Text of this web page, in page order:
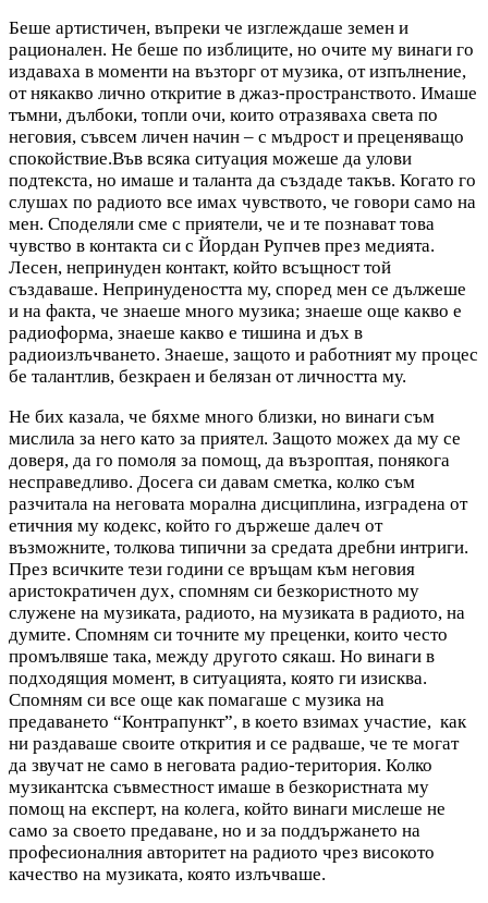
Беше артистичен, въпреки че изглеждаше земен и
рационален. Не беше по изблиците, но очите му винаги го
издаваха в моменти на възторг от музика, от изпълнение,
от някакво лично откритие в джаз-пространството. Имаше
тъмни, дълбоки, топли очи, които отразяваха света по
неговия, съвсем личен начин – с мъдрост и преценяващо
спокойствие.Във всяка ситуация можеше да улови
подтекста, но имаше и таланта да създаде такъв. Когато го
слушах по радиото все имах чувството, че говори само на
мен. Споделяли сме с приятели, че и те познават това
чувство в контакта си с Йордан Рупчев през медията.
Лесен, непринуден контакт, който всъщност той
създаваше. Непринудеността му, според мен се дължеше
и на факта, че знаеше много музика; знаеше още какво е
радиоформа, знаеше какво е тишина и дъх в
радиоизлъчването. Знаеше, защото и работният му процес
бе талантлив, безкраен и белязан от личността му.
Не бих казала, че бяхме много близки, но винаги съм
мислила за него като за приятел. Защото можех да му се
доверя, да го помоля за помощ, да възроптая, понякога
несправедливо. Досега си давам сметка, колко съм
разчитала на неговата морална дисциплина, изградена от
етичния му кодекс, който го държеше далеч от
възможните, толкова типични за средата дребни интриги.
През всичките тези години се връщам към неговия
аристократичен дух, спомням си безкористното му
служене на музиката, радиото, на музиката в радиото, на
думите. Спомням си точните му преценки, които често
промълвяше така, между другото сякаш. Но винаги в
подходящия момент, в ситуацията, която ги изисква.
Спомням си все още как помагаше с музика на
предаването “Контрапункт”, в което взимах участие, как
ни раздаваше своите открития и се радваше, че те могат
да звучат не само в неговата радио-територия. Колко
музикантска съвместност имаше в безкористната му
помощ на експерт, на колега, който винаги мислеше не
само за своето предаване, но и за поддържането на
професионалния авторитет на радиото чрез високото
качество на музиката, която излъчваше.